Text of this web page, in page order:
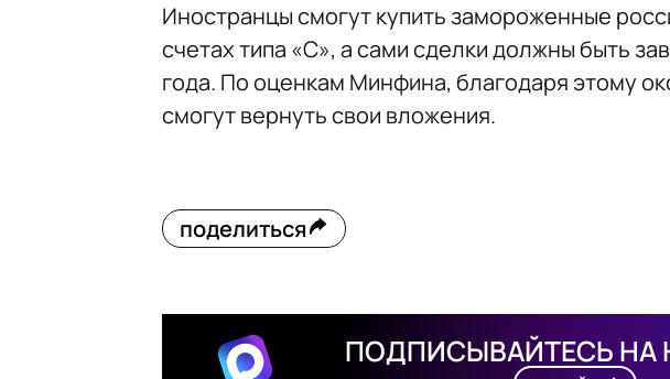
Иностранцы смогут купить замороженные
счетах типа «C», а сами сделки должны быть
года. По оценкам Минфина, благодаря этому
смогут вернуть свои вложения.
поделиться
ПОДПИСЫВАЙТЕСЬ НА